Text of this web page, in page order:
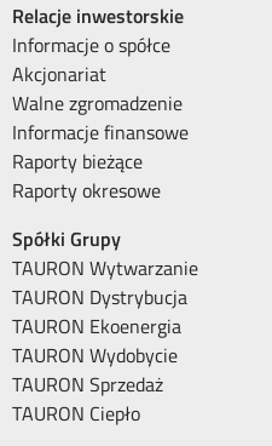
Relacje inwestorskie
Informacje o spółce
Akcjonariat
Walne zgromadzenie
Informacje finansowe
Raporty bieżące
Raporty okresowe
Spółki Grupy
TAURON Wytwarzanie
TAURON Dystrybucja
TAURON Ekoenergia
TAURON Wydobycie
TAURON Sprzedaż
TAURON Ciepło